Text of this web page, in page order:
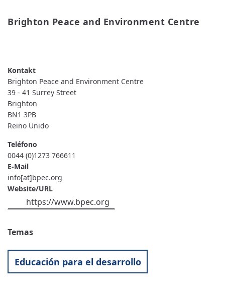
Brighton Peace and Environment Centre
ENVIRONMENT
CENTRE
Brighton Peace and Environment Centre
39 - 41 Surrey Street
Brighton
BN1 3PB
Reino Unido
Teléfono
0044 (0)1273 766611
E-Mail
info[at]bpec.org
Website/URL
https://www.bpec.org
Temas
Educación para el desarrollo